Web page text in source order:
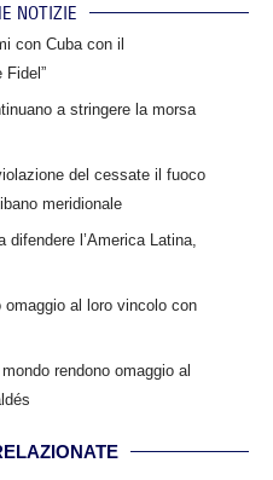
NOTIZIE
con Cuba con il
Fidel”
a stringere la morsa
del cessate il fuoco
meridionale
difendere l’America Latina,
omaggio al loro vincolo con
rendono omaggio al